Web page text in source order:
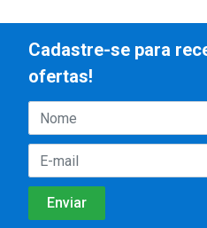
Cadastre-se para
ofertas!